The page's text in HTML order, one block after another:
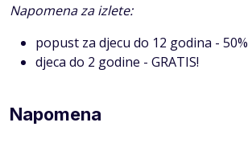
Napomena za izlete:
popust za djecu do 12 godina - 50%
djeca do 2 godine - GRATIS!
Napomena